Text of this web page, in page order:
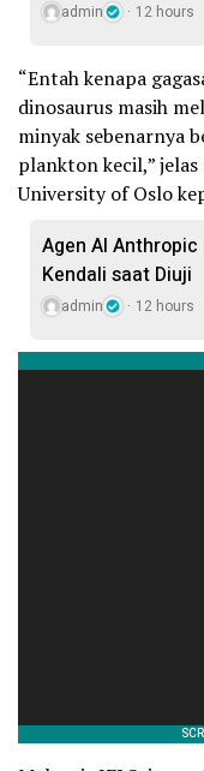
admin 12 hours
“Entah kenapa
dinosaurus masih
minyak sebenarnya
plankton kecil,”
University of Oslo
Agen AI
Kendali saat Diuji
admin 12 hours